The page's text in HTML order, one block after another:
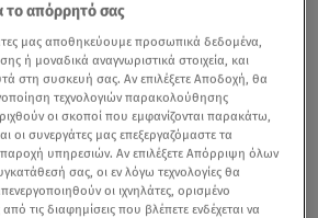
το απόρρητό σας
μας αποθηκεύουμε προσωπικά δεδομένα,
ή μοναδικά αναγνωριστικά στοιχεία, και
στη συσκευή σας. Αν επιλέξετε Αποδοχή, θα
τεχνολογιών παρακολούθησης
οι σκοποί που εμφανίζονται παρακάτω,
οι συνεργάτες μας επεξεργαζόμαστε τα
υπηρεσιών. Αν επιλέξετε Απόρριψη όλων
σας, οι εν λόγω τεχνολογίες θα
οι ιχνηλάτες, ορισμένο
τις διαφημίσεις που βλέπετε ενδέχεται να